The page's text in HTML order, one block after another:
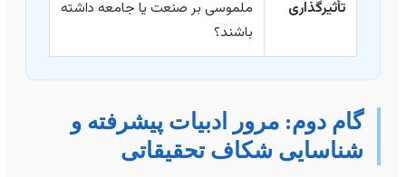
تأثیرگذاری
ملموسی بر صنعت یا جامعه داشته
باشند؟
گام دوم: مرور ادبیات پیشرفته و
شناسایی شکاف تحقیقاتی